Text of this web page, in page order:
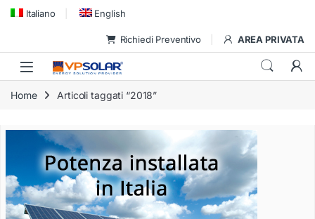
Skip to navigation
Skip to content
Italiano English
Richiedi Preventivo AREA PRIVATA
Home Articoli taggati “2018”